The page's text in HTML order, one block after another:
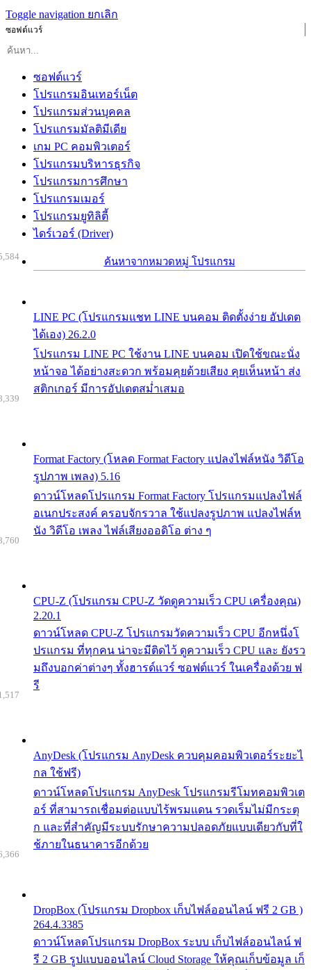
Toggle navigation ยกเลิก
ซอฟต์แวร์
ซอฟต์แวร์
โปรแกรมอินเทอร์เน็ต
โปรแกรมส่วนบุคคล
โปรแกรมมัลติมีเดีย
เกม PC คอมพิวเตอร์
โปรแกรมบริหารธุรกิจ
โปรแกรมการศึกษา
โปรแกรมเมอร์
โปรแกรมยูทิลิตี้
ไดร์เวอร์ (Driver)
ค้นหาจากหมวดหมู่ โปรแกรม
LINE PC (โปรแกรมแชท LINE บนคอม ติดตั้งง่าย อัปเดต
ได้เอง) 26.2.0
โปรแกรม LINE PC ใช้งาน LINE บนคอม เปิดใช้ขณะนั่ง
หน้าจอ ได้อย่างสะดวก พร้อมคุยด้วยเสียง คุยเห็นหน้า ส่ง
สติกเกอร์ มีการอัปเดตสม่ำเสมอ
Format Factory (โหลด Format Factory แปลงไฟล์หนัง วิดีโอ
รูปภาพ เพลง) 5.16
ดาวน์โหลดโปรแกรม Format Factory โปรแกรมแปลงไฟล์
อเนกประสงค์ ครอบจักรวาล ใช้แปลงรูปภาพ แปลงไฟล์ห
นัง วิดีโอ เพลง ไฟล์เสียงออดิโอ ต่าง ๆ
CPU-Z (โปรแกรม CPU-Z วัดดูความเร็ว CPU เครื่องคุณ)
2.20.1
ดาวน์โหลด CPU-Z โปรแกรมวัดความเร็ว CPU อีกหนึ่งโ
ปรแกรม ที่ทุกคน น่าจะมีติดไว้ ดูความเร็ว CPU และ ยังรว
มถึงบอกค่าต่างๆ ทั้งฮารด์แวร์ ซอฟต์แวร์ ในเครื่องด้วย ฟ
รี
AnyDesk (โปรแกรม AnyDesk ควบคุมคอมพิวเตอร์ระยะไ
กล ใช้ฟรี)
ดาวน์โหลดโปรแกรม AnyDesk โปรแกรมรีโมทคอมพิวเต
อร์ ที่สามารถเชื่อมต่อแบบไร้พรมแดน รวดเร็มไม่มีกระตุ
ก และที่สำคัญมีระบบรักษาความปลอดภัยแบบเดียวกับที่ใ
ช้ภายในธนาคารอีกด้วย
DropBox (โปรแกรม Dropbox เก็บไฟล์ออนไลน์ ฟรี 2 GB )
264.4.3385
ดาวน์โหลดโปรแกรม DropBox ระบบ เก็บไฟล์ออนไลน์ ฟ
รี 2 GB รูปแบบออนไลน์ Cloud Storage ให้คุณเก็บข้อมูล เก็